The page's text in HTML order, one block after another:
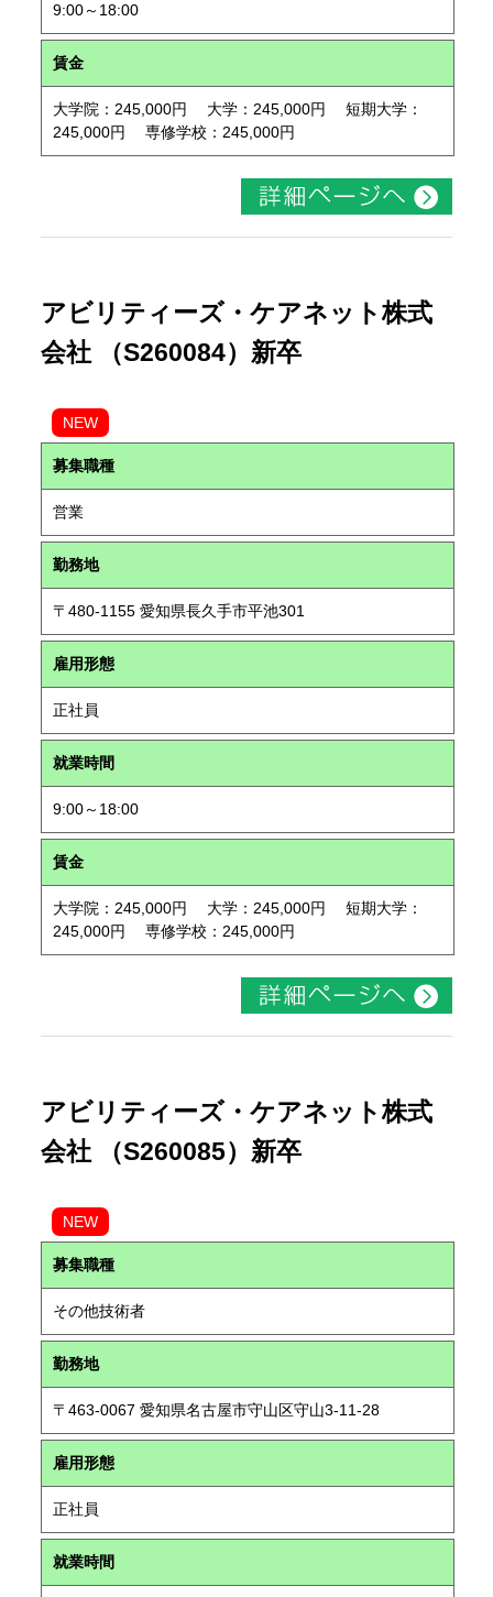
9:00～18:00
賃金
大学院：245,000円 大学：245,000円 短期大学：
245,000円 専修学校：245,000円
アビリティーズ・ケアネット株式
会社 （S260084）新卒
NEW
募集職種
営業
勤務地
〒480-1155 愛知県長久手市平池301
雇用形態
正社員
就業時間
9:00～18:00
賃金
大学院：245,000円 大学：245,000円 短期大学：
245,000円 専修学校：245,000円
アビリティーズ・ケアネット株式
会社 （S260085）新卒
NEW
募集職種
その他技術者
勤務地
〒463-0067 愛知県名古屋市守山区守山3-11-28
雇用形態
正社員
就業時間